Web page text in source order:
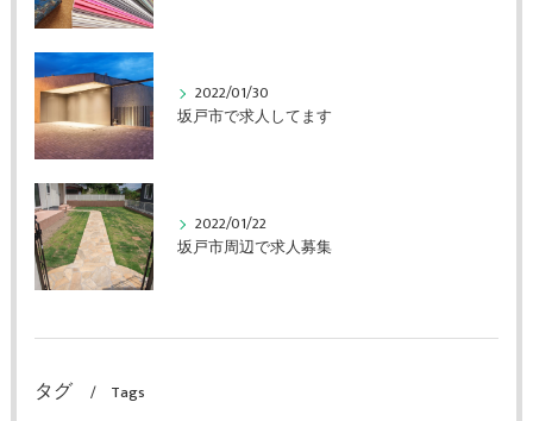
2022/01/30
坂戸市で求人してます
2022/01/22
坂戸市周辺で求人募集
タグ Tags